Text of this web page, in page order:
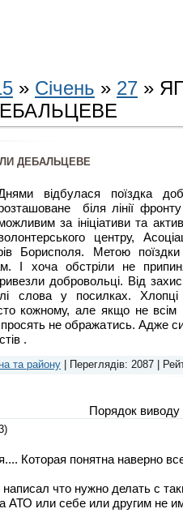
» Січень » 27 »
ДЕБАЛЬЦЕВЕ
відбулася поїздка
біля лінії
за ініціативи та
центру,
Борисполя. Метою
І хоча обстріли не
добровольці. Від
слова у посилках. Хлопці
кожному, але якщо не всім
не ображатись. Адже
.
та району Переглядів: 2087 |
Порядок виводу
Которая понятна наверно
что нужно делать с
АТО или себе или другим не